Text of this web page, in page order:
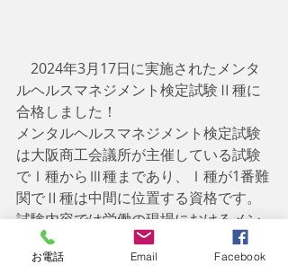
2024年3月17日に実施されたメンタ
ルヘルスマネジメント検定試験Ⅱ種に
合格しました！
メンタルヘルスマネジメント検定試験
は大阪商工会議所が主催している試験
でⅠ種からⅢ種まであり、Ⅰ種が1番難
関でⅡ種は中間に位置する資格です。
試験内容では労働の現場におけるメン
タルヘルス問題に対してどのように対
処していくか、労働法の基本、精神疾
お電話 Email Facebook